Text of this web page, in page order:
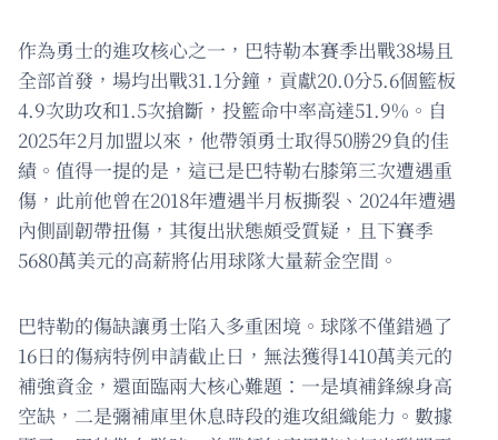
作為勇士的進攻核心之一，巴特勒本賽季出戰38場且
全部首發，場均出戰31.1分鐘，貢獻20.0分5.6個籃板
4.9次助攻和1.5次搶斷，投籃命中率高達51.9%。自
2025年2月加盟以來，他帶領勇士取得50勝29負的佳
績。值得一提的是，這已是巴特勒右膝第三次遭遇重
傷，此前他曾在2018年遭遇半月板撕裂、2024年遭遇
內側副韌帶扭傷，其復出狀態頗受質疑，且下賽季
5680萬美元的高薪將佔用球隊大量薪金空間。
巴特勒的傷缺讓勇士陷入多重困境。球隊不僅錯過了
16日的傷病特例申請截止日，無法獲得1410萬美元的
補強資金，還面臨兩大核心難題：一是填補鋒線身高
空缺，二是彌補庫里休息時段的進攻組織能力。數據